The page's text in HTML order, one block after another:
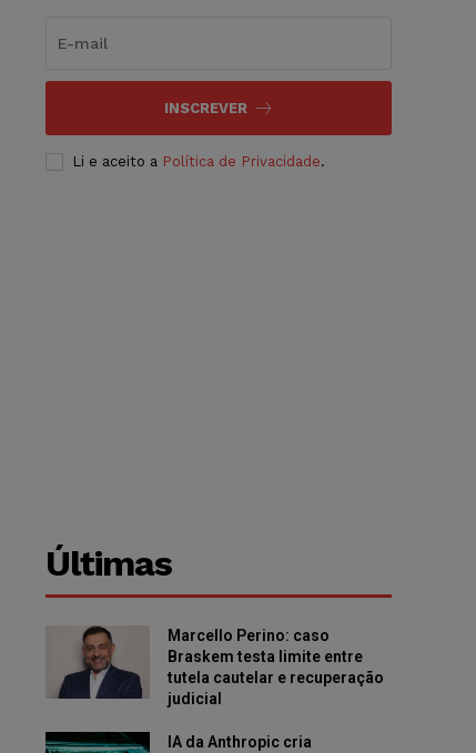
INSCREVER
Li e aceito a Política de Privacidade.
Últimas
Marcello Perino: caso
Braskem testa limite entre
tutela cautelar e recuperação
judicial
IA da Anthropic cria